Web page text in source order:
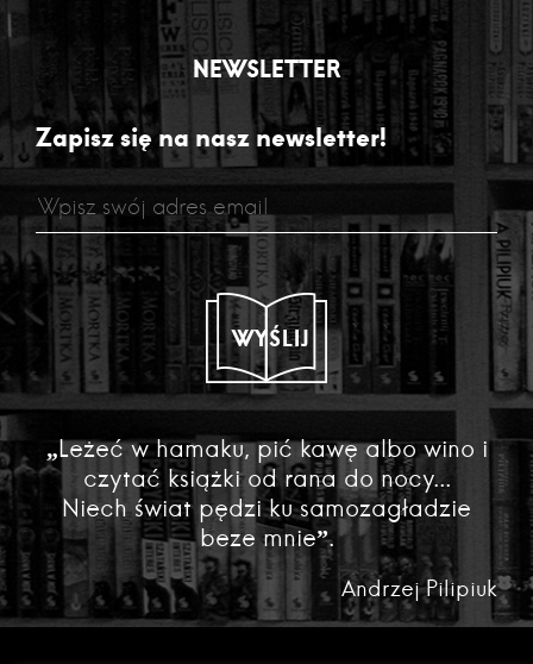
NEWSLETTER
Zapisz się na nasz newsletter!
WYŚLIJ
„Leżeć w hamaku, pić kawę albo wino i
czytać książki od rana do nocy...
Niech świat pędzi ku samozagładzie
beze mnie”.
Andrzej Pilipiuk